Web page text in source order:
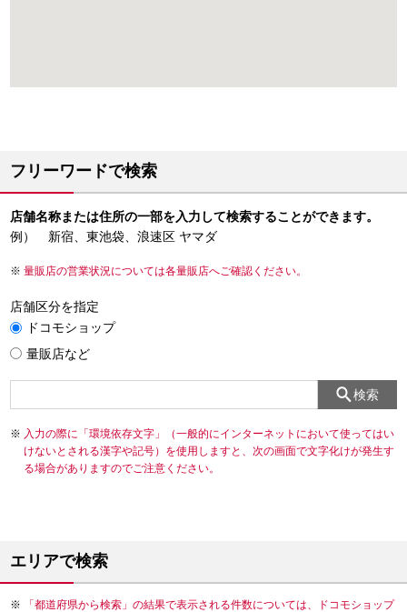
フリーワードで検索
店舗名称または住所の一部を入力して検索することができます。
例） 新宿、東池袋、浪速区 ヤマダ
量販店の営業状況については各量販店へご確認ください。
店舗区分を指定
ドコモショップ
量販店など
検索
入力の際に「環境依存文字」（一般的にインターネットにおいて使ってはい
けないとされる漢字や記号）を使用しますと、次の画面で文字化けが発生す
る場合がありますのでご注意ください。
エリアで検索
「都道府県から検索」の結果で表示される件数については、ドコモショップ